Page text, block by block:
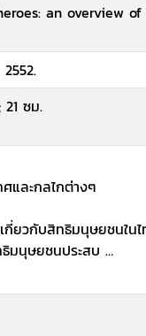
an overview
ซม.
และกลไกต่างๆ
กี่ยวกับสิทธิมนุษยชนใน
มนุษยชนประสบ